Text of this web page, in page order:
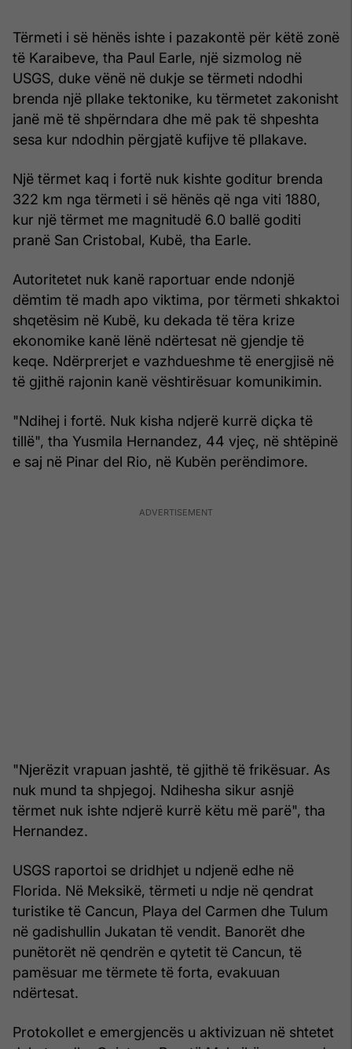
Tërmeti i së hënës ishte i pazakontë për këtë zonë
të Karaibeve, tha Paul Earle, një sizmolog në
USGS, duke vënë në dukje se tërmeti ndodhi
brenda një pllake tektonike, ku tërmetet zakonisht
janë më të shpërndara dhe më pak të shpeshta
sesa kur ndodhin përgjatë kufijve të pllakave.
Një tërmet kaq i fortë nuk kishte goditur brenda
322 km nga tërmeti i së hënës që nga viti 1880,
kur një tërmet me magnitudë 6.0 ballë goditi
pranë San Cristobal, Kubë, tha Earle.
Autoritetet nuk kanë raportuar ende ndonjë
dëmtim të madh apo viktima, por tërmeti shkaktoi
shqetësim në Kubë, ku dekada të tëra krize
ekonomike kanë lënë ndërtesat në gjendje të
keqe. Ndërprerjet e vazhdueshme të energjisë në
të gjithë rajonin kanë vështirësuar komunikimin.
"Ndihej i fortë. Nuk kisha ndjerë kurrë diçka të
tillë", tha Yusmila Hernandez, 44 vjeç, në shtëpinë
e saj në Pinar del Rio, në Kubën perëndimore.
"Njerëzit vrapuan jashtë, të gjithë të frikësuar. As
nuk mund ta shpjegoj. Ndihesha sikur asnjë
tërmet nuk ishte ndjerë kurrë këtu më parë", tha
Hernandez.
USGS raportoi se dridhjet u ndjenë edhe në
Florida. Në Meksikë, tërmeti u ndje në qendrat
turistike të Cancun, Playa del Carmen dhe Tulum
në gadishullin Jukatan të vendit. Banorët dhe
punëtorët në qendrën e qytetit të Cancun, të
pamësuar me tërmete të forta, evakuuan
ndërtesat.
Protokollet e emergjencës u aktivizuan në shtetet